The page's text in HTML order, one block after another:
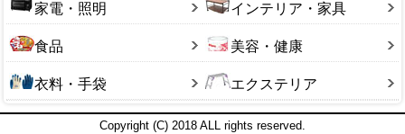
家電・照明 インテリア・家具
食品 美容・健康
衣料・手袋 エクステリア
Copyright (C) 2018 ALL rights reserved.